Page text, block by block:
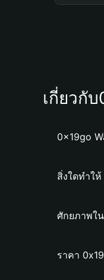
เกี่ยวกั
0x19go
สิ่งใดทำใ
ศักยภาพใ
ราคา